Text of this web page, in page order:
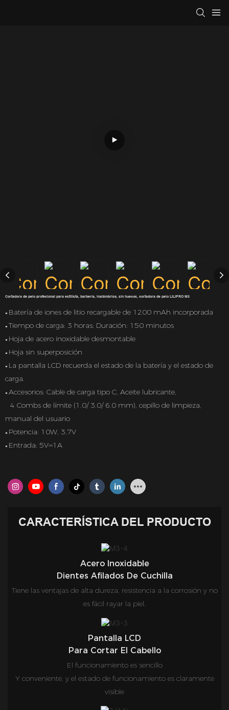
Cortadora de pelo profesional para estilista, barbería, inalámbrica, sin huecos, cortadora de pelo LILIPRO M3
● Batería de iones de litio recargable de 1200 mAh incorporada
● Tiempo de carga: 3 horas; Duración: 150 minutos
● Hoja de acero inoxidable desmontable
● Hoja sin superposición
● La pantalla LCD recuerda el estado de la batería y el estado de
carga.
● Accesorios: Cable de carga tipo C, Aceite lubricante,
4 Combs de límite (1.0/ 3.0/ 6.0 mm), cepillo de limpieza,
manual del usuario
● Potencia: 10W, 3,7V
● Entrada: 5V⎓1A
CARACTERÍSTICA DEL PRODUCTO
Acero Inoxidable
Dientes Afilados De Cuchilla
Tiene las ventajas de alta dureza, resistencia a la corrosión y no
es fácil rayar la piel.
Pantalla LCD
Para Cortar El Cabello
El funcionamiento es sencillo
Y conveniente, y el estado de funcionamiento es claramente
visible